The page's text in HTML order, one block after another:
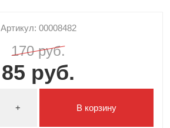
Артикул: 00008482
170 руб.
85 руб.
+ В корзину